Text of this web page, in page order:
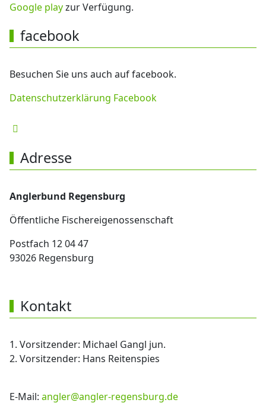
Google playzur Verfügung.
facebook
Besuchen Sie uns auch auf facebook.
Datenschutzerklärung Facebook
Adresse
Anglerbund Regensburg
Öffentliche Fischereigenossenschaft
Postfach 12 04 47
93026 Regensburg
Kontakt
1. Vorsitzender: Michael Gangl jun.
2. Vorsitzender: Hans Reitenspies
E-Mail:angler@angler-regensburg.de